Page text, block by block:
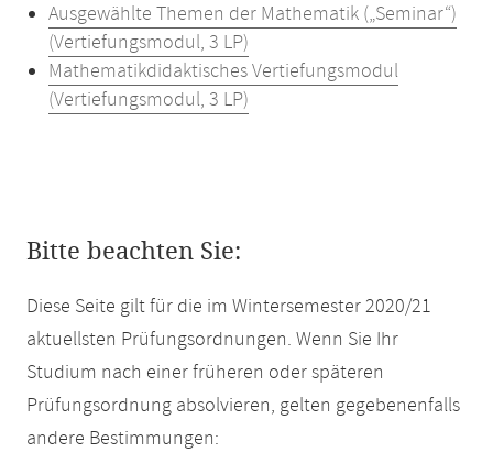
Ausgewählte Themen der Mathematik („Seminar“)
(Vertiefungsmodul, 3 LP)
Mathematikdidaktisches Vertiefungsmodul
(Vertiefungsmodul, 3 LP)
Bitte beachten Sie:
Diese Seite gilt für die im Wintersemester 2020/21
aktuellsten Prüfungsordnungen. Wenn Sie Ihr
Studium nach einer früheren oder späteren
Prüfungsordnung absolvieren, gelten gegebenenfalls
andere Bestimmungen: